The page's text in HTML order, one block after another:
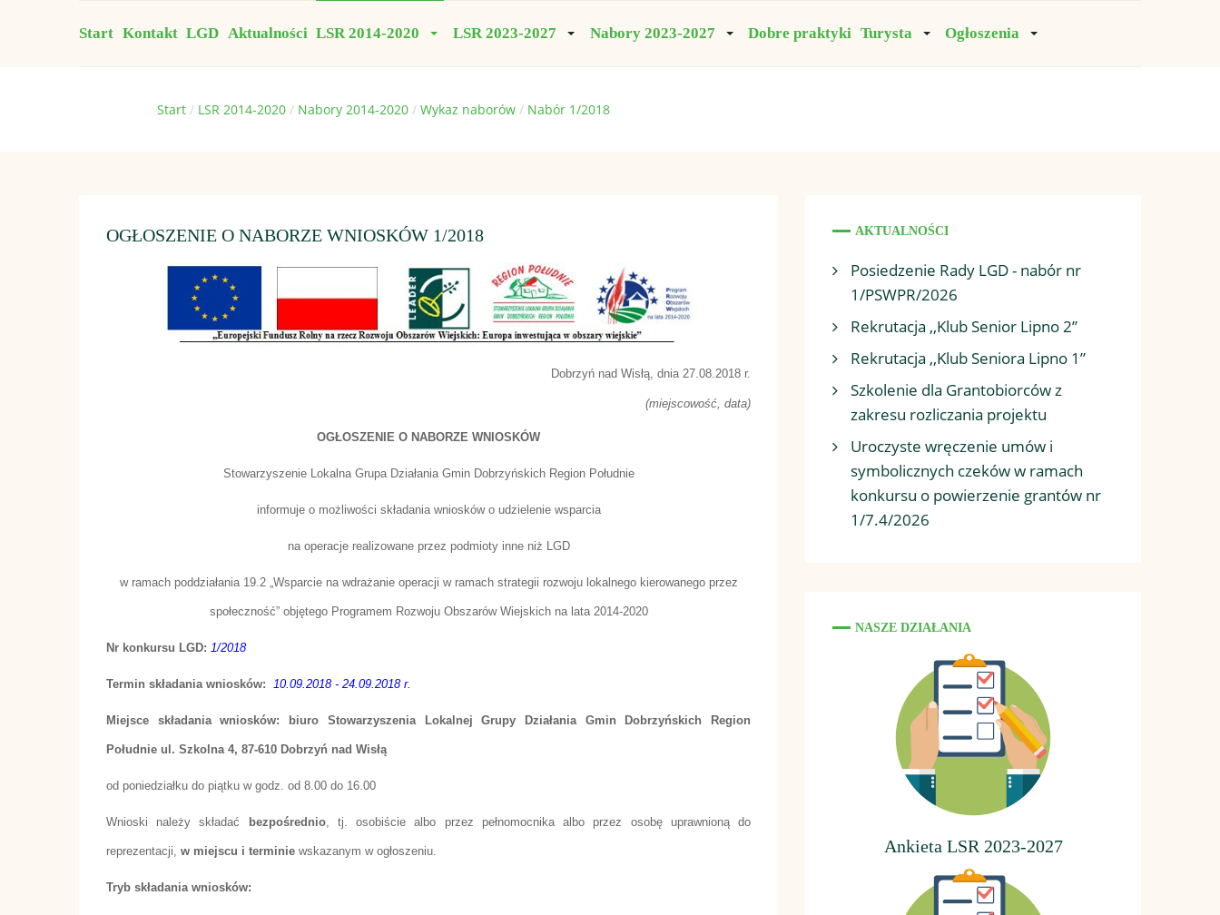
Start Kontakt LGD Aktualności LSR 2014-2020 LSR 2023-2027 Nabory 2023-2027 Dobre praktyki Turysta Ogłoszenia
Start LSR 2014-2020 Nabory 2014-2020 Wykaz naborów Nabór 1/2018
OGŁOSZENIE O NABORZE WNIOSKÓW 1/2018
Dobrzyń nad Wisłą, dnia 27.08.2018 r.
(miejscowość, data)
OGŁOSZENIE O NABORZE WNIOSKÓW
Stowarzyszenie Lokalna Grupa Działania Gmin Dobrzyńskich Region Południe
informuje o możliwości składania wniosków o udzielenie wsparcia
na operacje realizowane przez podmioty inne niż LGD
w ramach poddziałania 19.2 „Wsparcie na wdrażanie operacji w ramach strategii rozwoju lokalnego kierowanego przez
społeczność” objętego Programem Rozwoju Obszarów Wiejskich na lata 2014-2020
Nr konkursu LGD: 1/2018
Termin składania wniosków: 10.09.2018 - 24.09.2018 r.
Miejsce składania wniosków: biuro Stowarzyszenia Lokalnej Grupy Działania Gmin Dobrzyńskich Region
Południe ul. Szkolna 4, 87-610 Dobrzyń nad Wisłą
od poniedziałku do piątku w godz. od 8.00 do 16.00
Wnioski należy składać bezpośrednio, tj. osobiście albo przez pełnomocnika albo przez osobę uprawnioną do
reprezentacji, w miejscu i terminie wskazanym w ogłoszeniu.
Tryb składania wniosków:
AKTUALNOŚCI
Posiedzenie Rady LGD - nabór nr
1/PSWPR/2026
Rekrutacja ,,Klub Senior Lipno 2”
Rekrutacja ,,Klub Seniora Lipno 1”
Szkolenie dla Grantobiorców z
zakresu rozliczania projektu
Uroczyste wręczenie umów i
symbolicznych czeków w ramach
konkursu o powierzenie grantów nr
1/7.4/2026
NASZE DZIAŁANIA
Ankieta LSR 2023-2027